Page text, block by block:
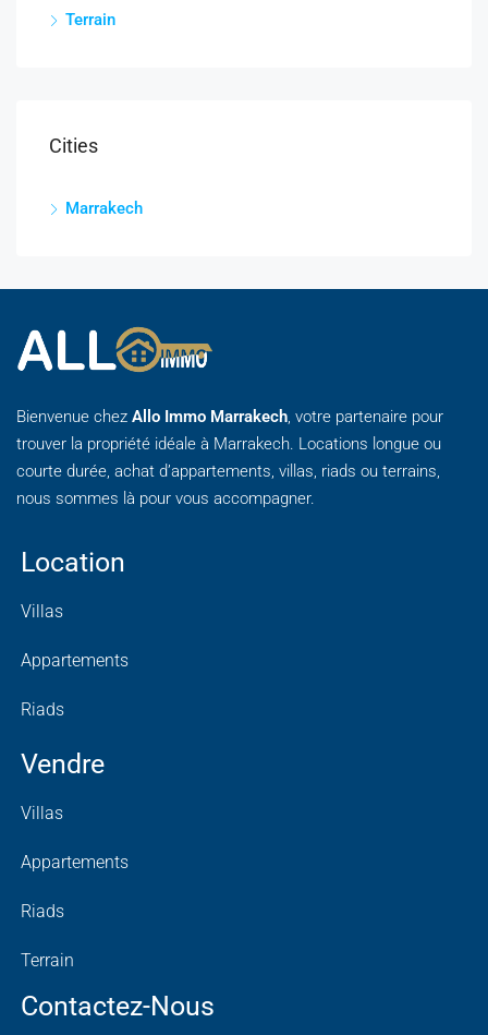
Terrain
Cities
Marrakech
Bienvenue chez Allo Immo Marrakech, votre partenaire pour
trouver la propriété idéale à Marrakech. Locations longue ou
courte durée, achat d’appartements, villas, riads ou terrains,
nous sommes là pour vous accompagner.
Location
Villas
Appartements
Riads
Vendre
Villas
Appartements
Riads
Terrain
Contactez-Nous